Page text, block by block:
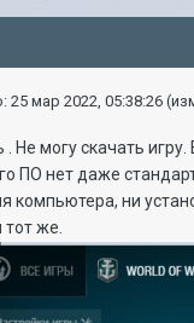
25 мар 2022, 05:38:26
Не могу скачать
ПО нет даже
компьютера, ни
тот же.